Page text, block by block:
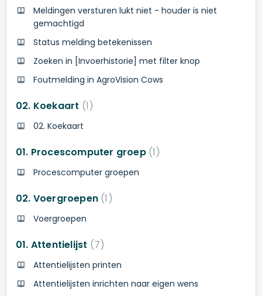
Meldingen versturen lukt niet - houder is niet
gemachtigd
Status melding betekenissen
Zoeken in [Invoerhistorie] met filter knop
Foutmelding in AgroVision Cows
02. Koekaart 1
02. Koekaart
01. Procescomputer groep 1
Procescomputer groepen
02. Voergroepen 1
Voergroepen
01. Attentielijst 7
Attentielijsten printen
Attentielijsten inrichten naar eigen wens